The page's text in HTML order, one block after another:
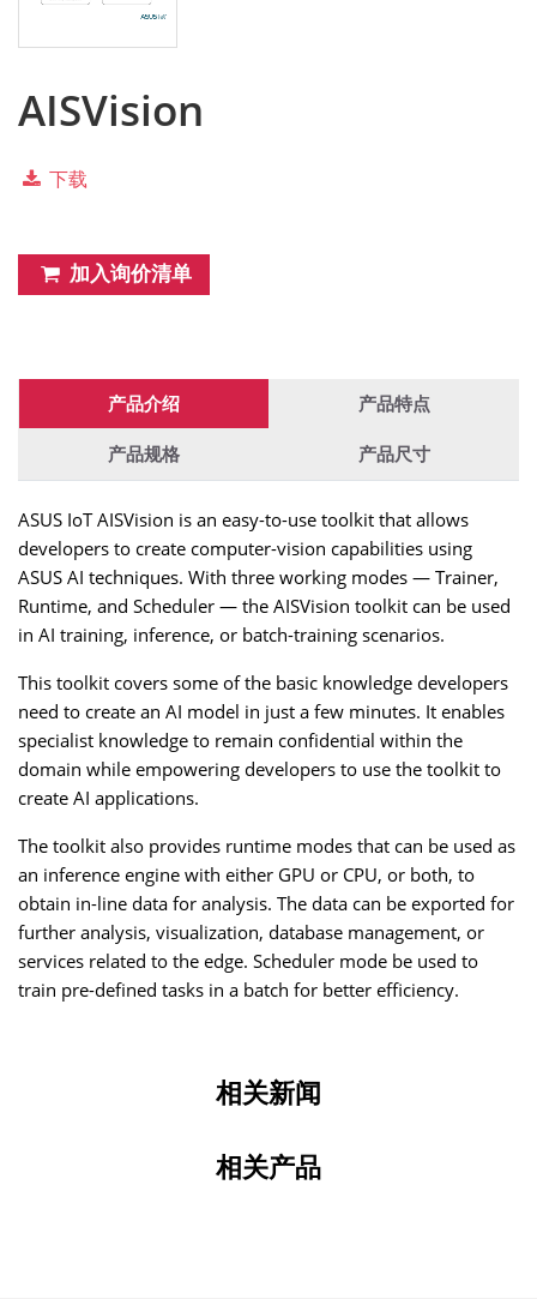
AISVision
下载
加入询价清单
产品介绍 产品特点
产品规格 产品尺寸
ASUS IoT AISVision is an easy-to-use toolkit that allows
developers to create computer-vision capabilities using
ASUS AI techniques. With three working modes — Trainer,
Runtime, and Scheduler — the AISVision toolkit can be used
in AI training, inference, or batch-training scenarios.
This toolkit covers some of the basic knowledge developers
need to create an AI model in just a few minutes. It enables
specialist knowledge to remain confidential within the
domain while empowering developers to use the toolkit to
create AI applications.
The toolkit also provides runtime modes that can be used as
an inference engine with either GPU or CPU, or both, to
obtain in-line data for analysis. The data can be exported for
further analysis, visualization, database management, or
services related to the edge. Scheduler mode be used to
train pre-defined tasks in a batch for better efficiency.
相关新闻
相关产品